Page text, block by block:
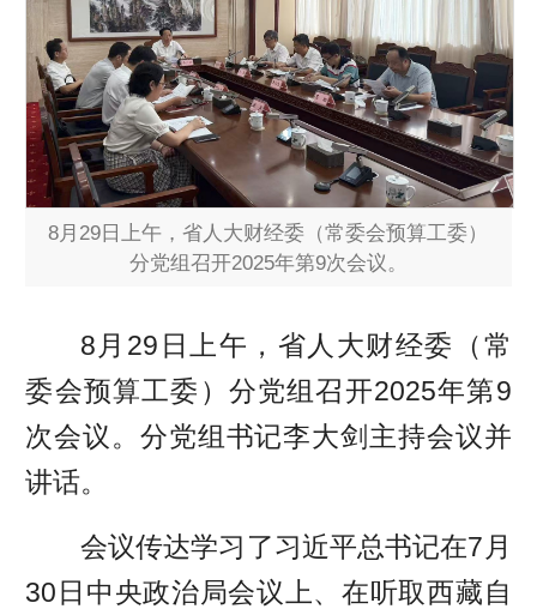
8月29日上午，省人大财经委（常委会预算工委）
分党组召开2025年第9次会议。
8月29日上午，省人大财经委（常
委会预算工委）分党组召开2025年第9
次会议。分党组书记李大剑主持会议并
讲话。
会议传达学习了习近平总书记在7月
30日中央政治局会议上、在听取西藏自